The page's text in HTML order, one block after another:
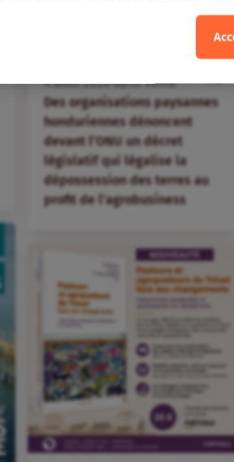
4 août2026dansVeille
Des organisations paysannes
honduriennes dénoncent
devant l’ONU un décret
législatif qui légalise la
dépossession des terres au
profit de l’agrobusiness